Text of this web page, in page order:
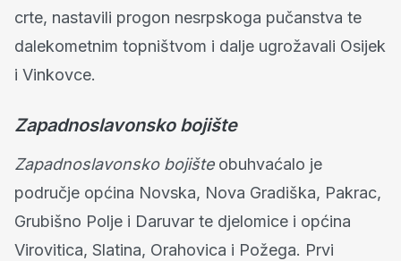
crte, nastavili progon nesrpskoga pučanstva te
dalekometnim topništvom i dalje ugrožavali Osijek
i Vinkovce.
Zapadnoslavonsko bojište
Zapadnoslavonsko bojište obuhvaćalo je
područje općina Novska, Nova Gradiška, Pakrac,
Grubišno Polje i Daruvar te djelomice i općina
Virovitica, Slatina, Orahovica i Požega. Prvi